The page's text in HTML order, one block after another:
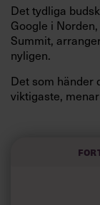
Det tydliga
Google i
Summit,
nyligen.
Det som händer
viktigaste,
och höjt